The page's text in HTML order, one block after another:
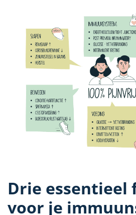
Drie essentieel
voor je